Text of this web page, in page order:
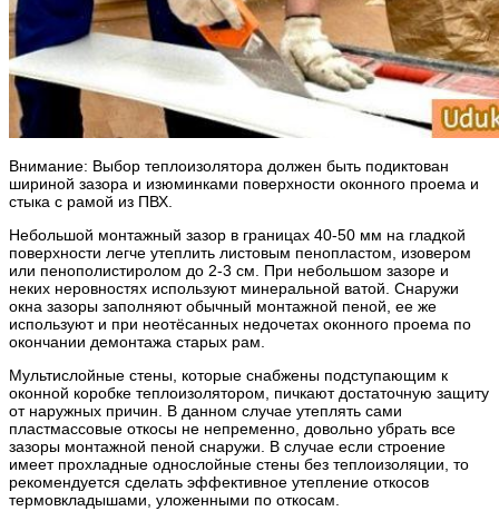
Внимание: Выбор теплоизолятора должен быть подиктован
шириной зазора и изюминками поверхности оконного проема и
стыка с рамой из ПВХ.
Небольшой монтажный зазор в границах 40-50 мм на гладкой
поверхности легче утеплить листовым пенопластом, изовером
или пенополистиролом до 2-3 см. При небольшом зазоре и
неких неровностях используют минеральной ватой. Снаружи
окна зазоры заполняют обычный монтажной пеной, ее же
используют и при неотёсанных недочетах оконного проема по
окончании демонтажа старых рам.
Мультислойные стены, которые снабжены подступающим к
оконной коробке теплоизолятором, пичкают достаточную защиту
от наружных причин. В данном случае утеплять сами
пластмассовые откосы не непременно, довольно убрать все
зазоры монтажной пеной снаружи. В случае если строение
имеет прохладные однослойные стены без теплоизоляции, то
рекомендуется сделать эффективное утепление откосов
термовкладышами, уложенными по откосам.